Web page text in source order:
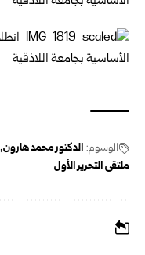
الوسوم: الدكتور محمد هارون
ملتقى التحرير الأول